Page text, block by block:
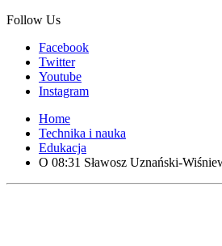
Follow Us
Facebook
Twitter
Youtube
Instagram
Home
Technika i nauka
Edukacja
O 08:31 Sławosz Uznański-